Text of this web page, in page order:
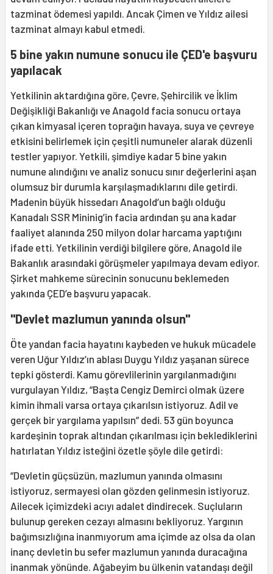
tazminat ödemesi yapıldı. Ancak Çimen ve Yıldız ailesi
tazminat almayı kabul etmedi.
5 bine yakın numune sonucu ile ÇED'e başvuru
yapılacak
Yetkilinin aktardığına göre, Çevre, Şehircilik ve İklim
Değişikliği Bakanlığı ve Anagold facia sonucu ortaya
çıkan kimyasal içeren toprağın havaya, suya ve çevreye
etkisini belirlemek için çeşitli numuneler alarak düzenli
testler yapıyor. Yetkili, şimdiye kadar 5 bine yakın
numune alındığını ve analiz sonucu sınır değerlerini aşan
olumsuz bir durumla karşılaşmadıklarını dile getirdi.
Madenin büyük hissedarı Anagold’un bağlı olduğu
Kanadalı SSR Mininig’in facia ardından şu ana kadar
faaliyet alanında 250 milyon dolar harcama yaptığını
ifade etti. Yetkilinin verdiği bilgilere göre, Anagold ile
Bakanlık arasındaki görüşmeler yapılmaya devam ediyor.
Şirket mahkeme sürecinin sonucunu beklemeden
yakında ÇED’e başvuru yapacak.
"Devlet mazlumun yanında olsun"
Öte yandan facia hayatını kaybeden ve hukuk mücadele
veren Uğur Yıldız’ın ablası Duygu Yıldız yaşanan sürece
tepki gösterdi. Kamu görevlilerinin yargılanmadığını
vurgulayan Yıldız, “Başta Cengiz Demirci olmak üzere
kimin ihmali varsa ortaya çıkarılsın istiyoruz. Adil ve
gerçek bir yargılama yapılsın” dedi. 53 gün boyunca
kardeşinin toprak altından çıkarılması için beklediklerini
hatırlatan Yıldız isteğini özetle şöyle dile getirdi:
“Devletin güçsüzün, mazlumun yanında olmasını
istiyoruz, sermayesi olan gözden gelinmesin istiyoruz.
Ailecek içimizdeki acıyı adalet dindirecek. Suçluların
bulunup gereken cezayı almasını bekliyoruz. Yargının
bağımsızlığına inanmıyorum ama içimde az olsa da olan
inanç devletin bu sefer mazlumun yanında duracağına
inanmak yönünde. Ağabeyim bu ülkenin vatandaşı değil